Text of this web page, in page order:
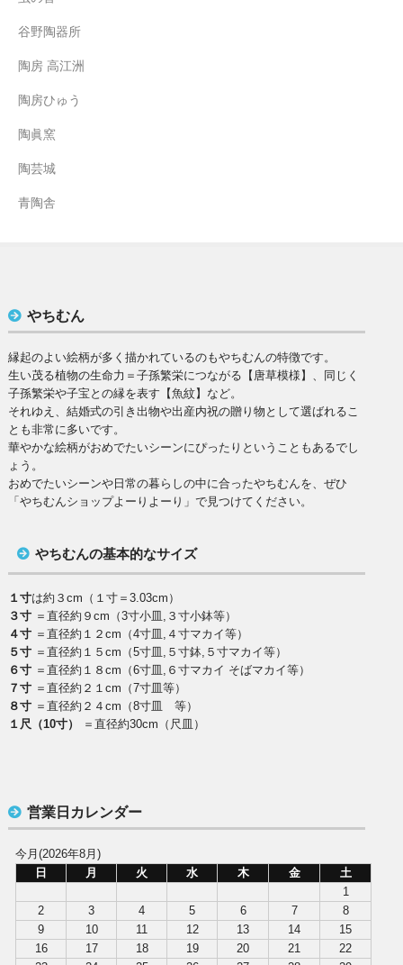
谷野陶器所
陶房 高江洲
陶房ひゅう
陶眞窯
陶芸城
青陶舎
やちむん
縁起のよい絵柄が多く描かれているのもやちむんの特徴です。
生い茂る植物の生命力＝子孫繁栄につながる【唐草模様】、同じく
子孫繁栄や子宝との縁を表す【魚紋】など。
それゆえ、結婚式の引き出物や出産内祝の贈り物として選ばれるこ
とも非常に多いです。
華やかな絵柄がおめでたいシーンにぴったりということもあるでし
ょう。
おめでたいシーンや日常の暮らしの中に合ったやちむんを、ぜひ
「やちむんショップよーりよーり」で見つけてください。
やちむんの基本的なサイズ
１寸は約３cm（１寸＝3.03cm）
３寸 ＝直径約９cm（3寸小皿,３寸小鉢等）
４寸 ＝直径約１２cm（4寸皿,４寸マカイ等）
５寸 ＝直径約１５cm（5寸皿,５寸鉢,５寸マカイ等）
６寸 ＝直径約１８cm（6寸皿,６寸マカイ そばマカイ等）
７寸 ＝直径約２１cm（7寸皿等）
８寸 ＝直径約２４cm（8寸皿 等）
１尺（10寸）
＝直径約30cm（尺皿）
営業日カレンダー
今月(2026年8月)
日
月 火 水 木 金
土
1
2
3 4 5 6 7
8
9
10 11 12 13 14
15
16
17 18 19 20 21
22